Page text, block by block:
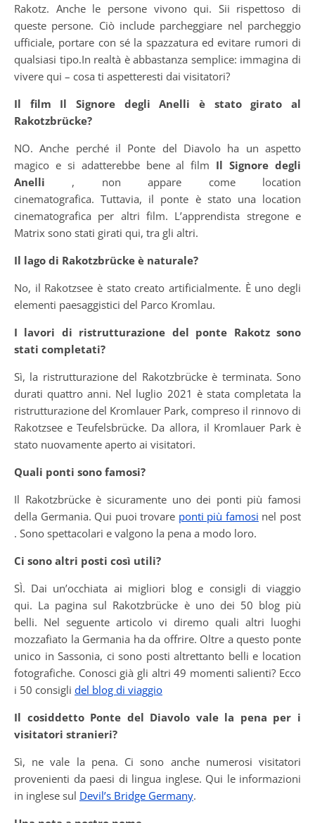
Rakotz. Anche le persone vivono qui. Sii rispettoso di
queste persone. Ciò include parcheggiare nel parcheggio
ufficiale, portare con sé la spazzatura ed evitare rumori di
qualsiasi tipo.In realtà è abbastanza semplice: immagina di
vivere qui – cosa ti aspetteresti dai visitatori?
Il film Il Signore degli Anelli è stato girato al
Rakotzbrücke?
NO. Anche perché il Ponte del Diavolo ha un aspetto
magico e si adatterebbe bene al film Il Signore degli
Anelli , non appare come location
cinematografica. Tuttavia, il ponte è stato una location
cinematografica per altri film. L’apprendista stregone e
Matrix sono stati girati qui, tra gli altri.
Il lago di Rakotzbrücke è naturale?
No, il Rakotzsee è stato creato artificialmente. È uno degli
elementi paesaggistici del Parco Kromlau.
I lavori di ristrutturazione del ponte Rakotz sono
stati completati?
Sì, la ristrutturazione del Rakotzbrücke è terminata. Sono
durati quattro anni. Nel luglio 2021 è stata completata la
ristrutturazione del Kromlauer Park, compreso il rinnovo di
Rakotzsee e Teufelsbrücke. Da allora, il Kromlauer Park è
stato nuovamente aperto ai visitatori.
Quali ponti sono famosi?
Il Rakotzbrücke è sicuramente uno dei ponti più famosi
della Germania. Qui puoi trovare ponti più famosi nel post
. Sono spettacolari e valgono la pena a modo loro.
Ci sono altri posti così utili?
SÌ. Dai un’occhiata ai migliori blog e consigli di viaggio
qui. La pagina sul Rakotzbrücke è uno dei 50 blog più
belli. Nel seguente articolo vi diremo quali altri luoghi
mozzafiato la Germania ha da offrire. Oltre a questo ponte
unico in Sassonia, ci sono posti altrettanto belli e location
fotografiche. Conosci già gli altri 49 momenti salienti? Ecco
i 50 consigli del blog di viaggio
Il cosiddetto Ponte del Diavolo vale la pena per i
visitatori stranieri?
Sì, ne vale la pena. Ci sono anche numerosi visitatori
provenienti da paesi di lingua inglese. Qui le informazioni
in inglese sul Devil’s Bridge Germany.